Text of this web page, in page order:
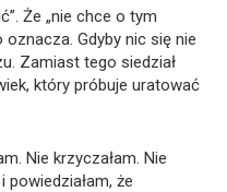
Że „nie chce o tym
oznacza. Gdyby nic się nie
Zamiast tego siedział
który próbuje uratować
Nie krzyczałam. Nie
powiedziałam, że